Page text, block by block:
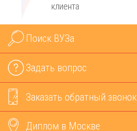
клиента
Поиск ВУЗа
Задать вопрос
Заказать обратный звонок
Диплом в Москве